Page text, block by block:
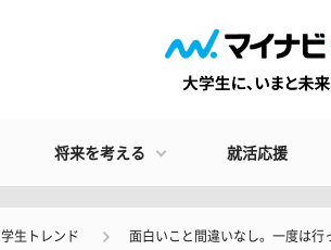
将来を考える 就活応援
学生トレンド 面白いこと間違いなし。一度は行